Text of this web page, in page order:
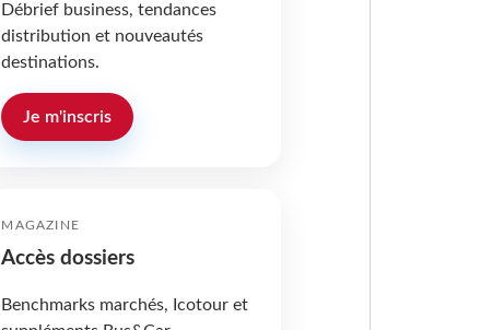
Débrief business, tendances
distribution et nouveautés
destinations.
Je m'inscris
MAGAZINE
Accès dossiers
Benchmarks marchés, Icotour et